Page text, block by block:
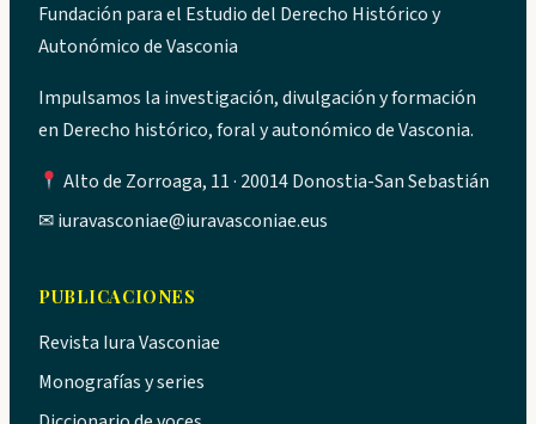
Fundación para el Estudio del Derecho Histórico y
Autonómico de Vasconia
Impulsamos la investigación, divulgación y formación
en Derecho histórico, foral y autonómico de Vasconia.
Alto de Zorroaga, 11 · 20014 Donostia-San Sebastián
✉iuravasconiae@iuravasconiae.eus
PUBLICACIONES
Revista Iura Vasconiae
Monografías y series